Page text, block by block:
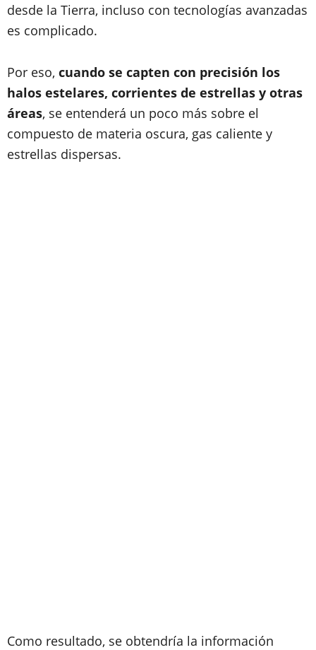
desde la Tierra, incluso con tecnologías avanzadas
es complicado.
Por eso, cuando se capten con precisión los
halos estelares, corrientes de estrellas y otras
áreas, se entenderá un poco más sobre el
compuesto de materia oscura, gas caliente y
estrellas dispersas.
Como resultado, se obtendría la información